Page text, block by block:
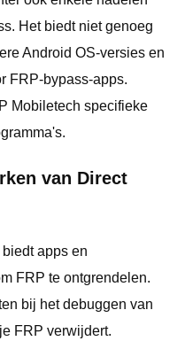
Het biedt niet genoeg
Android OS-versies en
FRP-bypass-apps.
Mobiletech specifieke
van Direct
apps en
FRP te ontgrendelen.
bij het debuggen van
FRP verwijdert.